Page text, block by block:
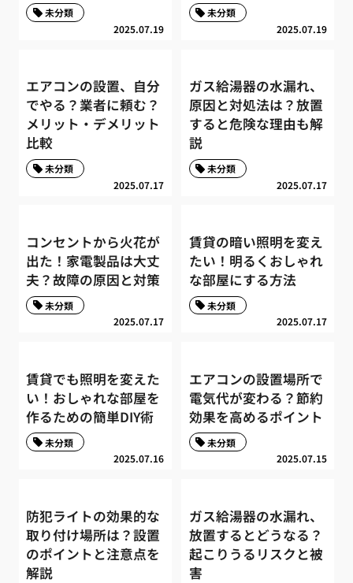
2025.07.19
未分類
2025.07.19
未分類
エアコンの設置、自分
でやる？業者に頼む？
メリット・デメリット
比較
2025.07.17
未分類
ガス給湯器の水漏れ、
原因と対処法は？放置
すると危険な理由も解
説
2025.07.17
未分類
コンセントから火花が
出た！家電製品は大丈
夫？故障の原因と対策
2025.07.17
未分類
賃貸の暗い照明を変え
たい！明るくおしゃれ
な部屋にする方法
2025.07.17
未分類
賃貸でも照明を変えた
い！おしゃれな部屋を
作るための簡単DIY術
2025.07.16
未分類
エアコンの設置場所で
電気代が変わる？節約
効果を高めるポイント
2025.07.15
未分類
防犯ライトの効果的な
取り付け場所は？設置
のポイントと注意点を
解説
ガス給湯器の水漏れ、
放置するとどうなる？
起こりうるリスクと被
害